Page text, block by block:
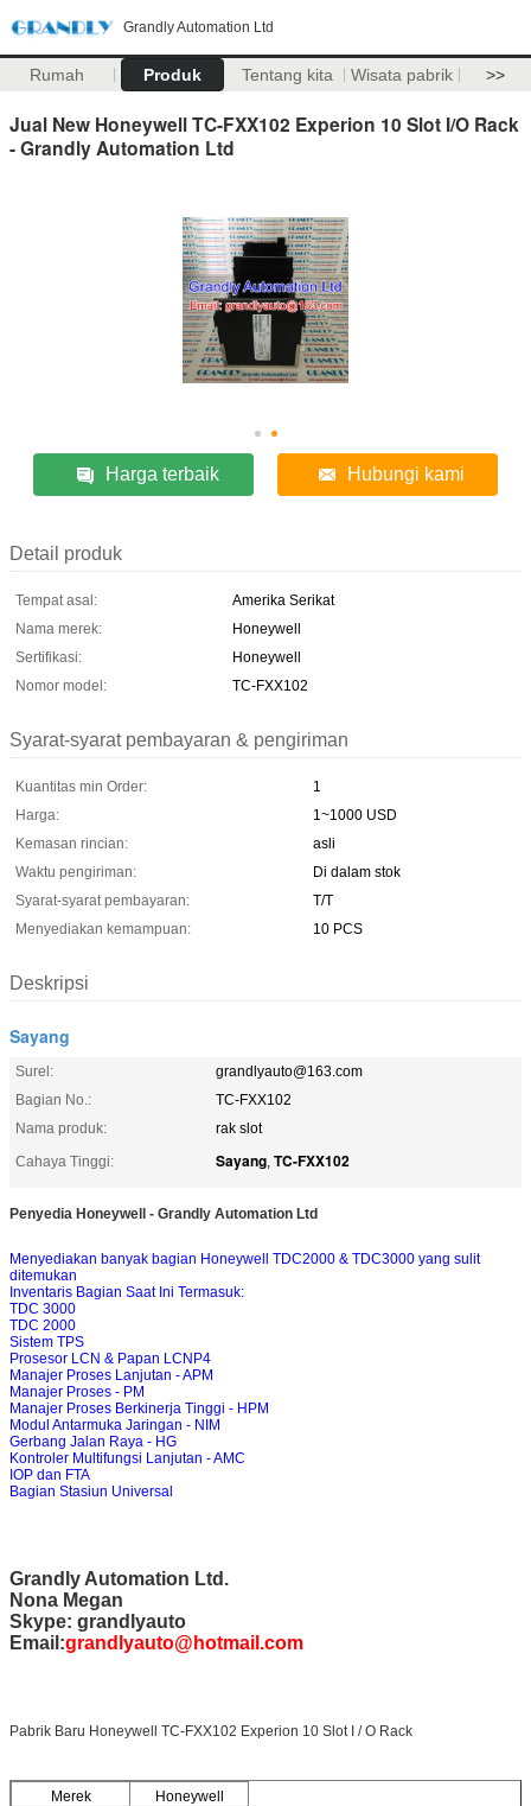
Grandly Automation Ltd
Rumah Produk Tentang kita Wisata pabrik >>
Jual New Honeywell TC-FXX102 Experion 10 Slot I/O Rack
- Grandly Automation Ltd
Harga terbaik Hubungi kami
Detail produk
Tempat asal:
Amerika Serikat
Nama merek:
Honeywell
Sertifikasi:
Honeywell
Nomor model:
TC-FXX102
Syarat-syarat pembayaran & pengiriman
Kuantitas min Order:
1
Harga:
1~1000 USD
Kemasan rincian:
asli
Waktu pengiriman:
Di dalam stok
Syarat-syarat pembayaran:
T/T
Menyediakan kemampuan:
10 PCS
Deskripsi
Sayang
Surel:
grandlyauto@163.com
Bagian No.:
TC-FXX102
Nama produk:
rak slot
Cahaya Tinggi:
Sayang, TC-FXX102
Penyedia Honeywell - Grandly Automation Ltd
Menyediakan banyak bagian Honeywell TDC2000 & TDC3000 yang sulit
ditemukan
Inventaris Bagian Saat Ini Termasuk:
TDC 3000
TDC 2000
Sistem TPS
Prosesor LCN & Papan LCNP4
Manajer Proses Lanjutan - APM
Manajer Proses - PM
Manajer Proses Berkinerja Tinggi - HPM
Modul Antarmuka Jaringan - NIM
Gerbang Jalan Raya - HG
Kontroler Multifungsi Lanjutan - AMC
IOP dan FTA
Bagian Stasiun Universal
Grandly Automation Ltd.
Nona Megan
Skype: grandlyauto
Email:grandlyauto@hotmail.com
Pabrik Baru Honeywell TC-FXX102 Experion 10 Slot I / O Rack
Merek
Honeywell